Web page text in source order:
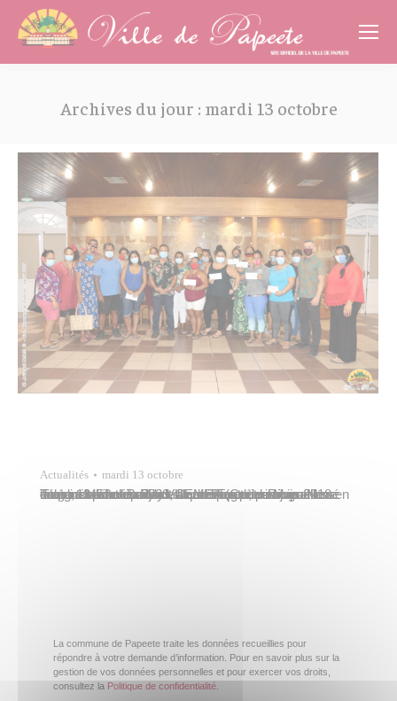
Archives du jour : mardi 13 octobre
Actualités mardi 13 octobre
Tavana Michel Buillard, accompagné de Marcelino Teata, septième adjoint au maire, et des conseillers délégués Steven Rey et Ioana Tautu, participait le mardi 13 octobre 2020 à la clôture du « Programme citoyen » lancé par la Ville de Papeete en juin 2018 en faveur des habitants des quartiers prioritaires. Mené en partenariat avec les CEMEA (Centres…
La commune de Papeete traite les données recueillies pour
répondre à votre demande d’information. Pour en savoir plus sur la
gestion de vos données personnelles et pour exercer vos droits,
consultez la Politique de confidentialité
Cookies management panel